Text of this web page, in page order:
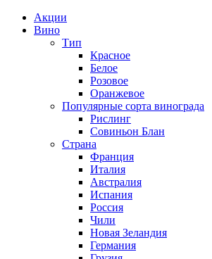
Акции
Вино
Тип
Красное
Белое
Розовое
Оранжевое
Популярные сорта винограда
Рислинг
Совиньон Блан
Страна
Франция
Италия
Австралия
Испания
Россия
Чили
Новая Зеландия
Германия